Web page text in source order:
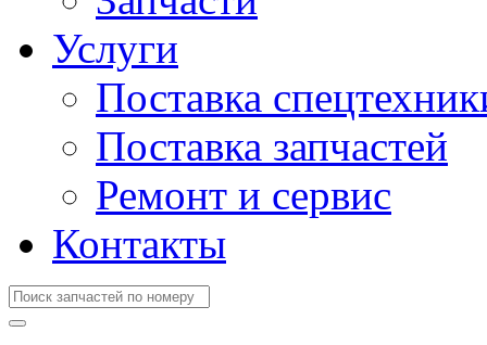
Услуги
Поставка
Поставка запчастей
Ремонт и сервис
Контакты